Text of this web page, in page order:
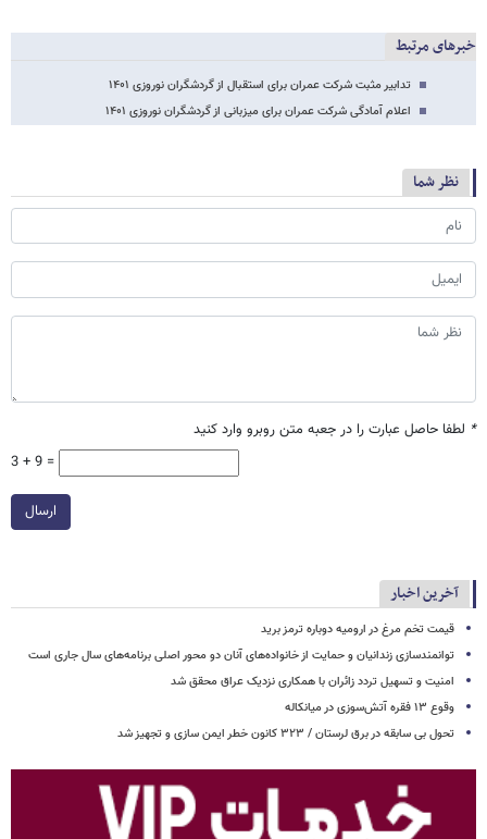
خبرهای مرتبط
تدابیر مثبت شرکت عمران برای استقبال از گردشگران نوروزی ۱۴۰۱
اعلام آمادگی شرکت عمران برای میزبانی از گردشگران نوروزی ۱۴۰۱
نظر شما
* لطفا حاصل عبارت را در جعبه متن روبرو وارد کنید
3 + 9 =
ارسال
آخرین اخبار
قیمت تخم مرغ در ارومیه دوباره ترمز برید
توانمندسازی زندانیان و حمایت از خانواده‌های آنان دو محور اصلی برنامه‌های سال جاری است
امنیت و تسهیل تردد زائران با همکاری نزدیک عراق محقق شد
وقوع ۱۳ فقره آتش‌سوزی در میانکاله
تحول بی سابقه در برق لرستان / ۳۲۳ کانون خطر ایمن سازی و تجهیز شد